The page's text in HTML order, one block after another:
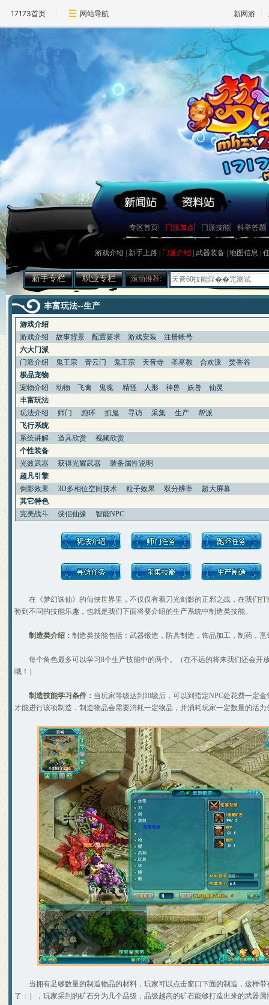
17173首页 网站导航 新网游
专区首页 门派加点 门派技能 科举答题
游戏介绍 新手上路 门派介绍 武器装备 地图信息
新手专栏 职业专栏 滚动推荐:
镇妖抓鬼心得打法及要点
史上最牛宠物宝宝资料大全
如何获得幼年菜刀兔宝宝[最
[寂寞姐]教你平民赚钱心得
圣巫抓鬼心得 封怪顺序很重要
天音60技能涅��咒测试
合理使用收费道具(修炼丹)
关于BB化资质化悟性
赚钱大秘籍 不贱不商，无奸不
关于25级隐藏任务 黑心老人
新区冲级攻略 玩家必看
关于天音寺的一点小提示
宝宝攻击和伤害攻击计算
给内测新玩家的入门级保姆帖
梦诛搞笑四格之一晕机事件
赚钱的小门道 养家糊口不容易
吃不起药？教你一招省元宝秘
55变异凶灵化生现场实录
关于化生，和启灵（迷信说法
寻访任务NPC图片资料
教加入帮派可以学到的技能！
教你挑选出最有价值的宝宝
如何提高宝宝技能的领悟几率
排名第一的极品A宠打造及诞
6大门派装备及BB的选择
分析：用导标棋做挖宝任务赚
镇妖抓鬼心得打法及要点
如何获得幼年菜刀兔宝宝[最
关于公测后物价的一些猜想
合理使用收费道具(修炼丹)
关于BB化资质化悟性
赚钱大秘籍 不贱不商，无奸不
人物侠义值的获得途径和用途
关于25级隐藏任务 黑心老人
新区冲级攻略 玩家必看
关于天音寺的一点小提示
宝宝攻击和伤害攻击计算
梦幻诛仙练级之不用药
给内测新玩家的入门级保姆帖
梦幻诛仙称谓的加成效果一览
梦诛搞笑四格之一晕机事件
赚钱的小门道 养家糊口不容易
吃不起药？教你一招省元宝秘
梦幻诛仙封测游戏小技巧说明
宠物图鉴，让你抓宠买宠不迷
宠物技能大搜集，封测BB技能
55变异凶灵化生现场实录
关于化生，和启灵（迷信说法
寻访任务NPC图片资料
世界排名第一六技能宠物的打
宠物技能详细介绍文字版
教加入帮派可以学到的技能！
教你挑选出最有价值的宝宝
排名第一的极品A宠打造及诞
6大门派装备及BB的选择
丰富玩法--生产
游戏介绍
游戏介绍
故事背景 配置要求 游戏安装
注册帐号
六大门派
门派介绍
鬼王宗 青云门 鬼王宗 天音寺 圣巫教 合欢派
焚香谷
极品宠物
宠物介绍
动物 飞禽 鬼魂 精怪 人形 神兽 妖兽
仙灵
丰富玩法
玩法介绍
师门 跑环 抓鬼 寻访 采集 生产
帮派
飞行系统
系统讲解
道具欣赏
视频欣赏
个性装备
光效武器
获得光耀武器
装备属性说明
超凡引擎
倒影效果
3D多相位空间技术 粒子效果 双分辨率
超大屏幕
其它特色
完美战斗
侠侣仙缘 智能NPC
在《梦幻诛仙》的仙侠世界里，不仅仅有着刀光剑影的正邪之战，在我们打
验到不同的技能乐趣，也就是我们下面将要介绍的生产系统中制造类技能。
制造类介绍：制造类技能包括：武器锻造，防具制造，饰品加工，制药，烹
每个角色最多可以学习8个生产技能中的两个。（在不远的将来我们还会开
哦！）
制造技能学习条件： 当玩家等级达到10级后，可以到指定NPC处花费一定
才能进行该项制造，制造物品会需要消耗一定物品，并消耗玩家一定数量的活力
当拥有足够数量的制造物品的材料，玩家可以点击窗口下面的制造，这样带
了：），玩家采到的矿石分为几个品级，品级越高的矿石能够打造出来的武器